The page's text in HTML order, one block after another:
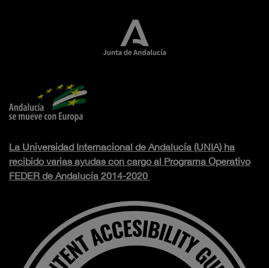
La Universidad Internacional de Andalucía (UNIA) ha
recibido varias ayudas con cargo al Programa Operativo
FEDER de Andalucía 2014-2020